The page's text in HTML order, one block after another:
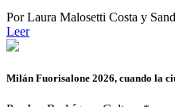
Por Laura Malosetti Costa y
Leer
Milán Fuorisalone 2026, cuando la